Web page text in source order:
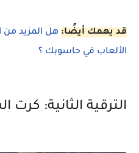
قد يهمك أيضًا: هل المزيد من
الألعاب في حاسوبك ؟
الترقية الثانية: كرت